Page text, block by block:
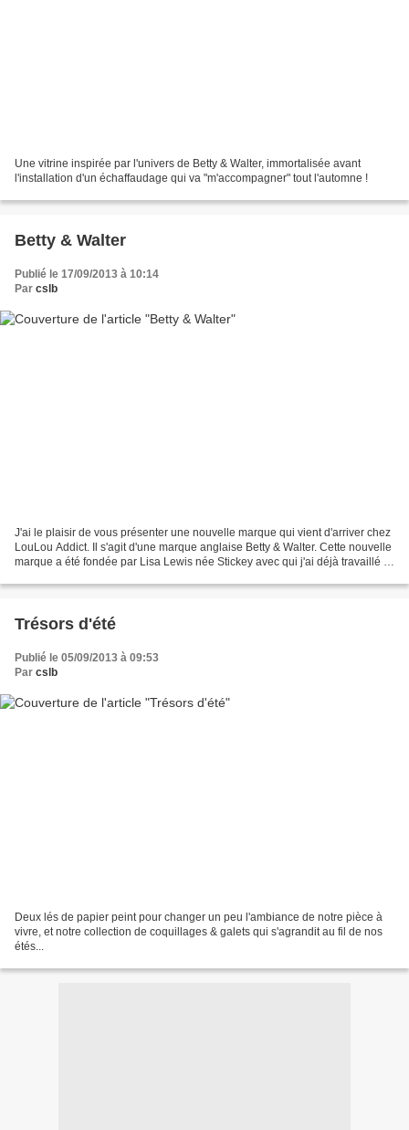
Une vitrine inspirée par l'univers de Betty & Walter, immortalisée avant
l'installation d'un échaffaudage qui va "m'accompagner" tout l'automne !
Betty & Walter
Publié le 17/09/2013 à 10:14
Par cslb
J'ai le plaisir de vous présenter une nouvelle marque qui vient d'arriver chez
LouLou Addict. Il s'agit d'une marque anglaise Betty & Walter. Cette nouvelle
marque a été fondée par Lisa Lewis née Stickey avec qui j'ai déjà travaillé il
Trésors d'été
Publié le 05/09/2013 à 09:53
Par cslb
Deux lés de papier peint pour changer un peu l'ambiance de notre pièce à
vivre, et notre collection de coquillages & galets qui s'agrandit au fil de nos
étés...